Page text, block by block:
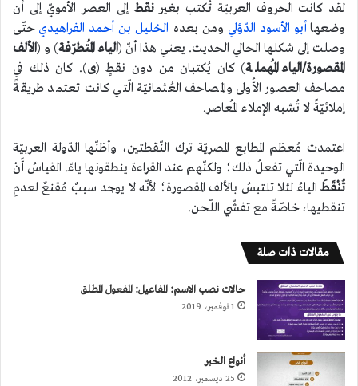
لقد كانت الحروف العربيّة تُكتب بغيرنقطإلى العصر الأمويّ إلى أن
وضعها أبو الأسود الدّؤلي ومن بعده الخليل بن أحمد الفراهيدي حتّى
وصلت إلى شكلها الحالي الحديث. يعني هذا أنّ (الياء المُتطرّفة) و (الألف
المقصورة/الياء المُهملة) كان يُكتبان من دون نقطٍ (ى). كان ذلك في
مصاحف العصور الأُولى والمصاحف العُثمانيّة الّتي كانت تعتمد طريقةً
إملائيّةً لا تُشبه الإملاء المُعاصر.
اعتمدت مُعظم المطابع المصريّة ترك النّقطتين، وأظنّها الدّولة العربيّة
الوحيدة الّتي تفعلُ ذلك؛ ولكنّهم عند القراءة ينطقونها ياءً. القياسُ أَنْ
تُنْقَطَالياءُ لئلا تلتبسُ بالألف المقصورة؛ لأنّه لا يوجد سببٌ مُقنعٌ لعدمِ
تنقطيها، خاصّةً مع تفشّي اللّحن.
مقالات ذات صلة
حالات نصب الاسم: المفاعيل: المفعول المطلق
1 نوفمبر، 2019
أنواع الخبر
25 ديسمبر، 2012